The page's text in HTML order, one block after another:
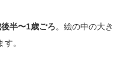
半〜1歳ごろ。絵の中の大
。